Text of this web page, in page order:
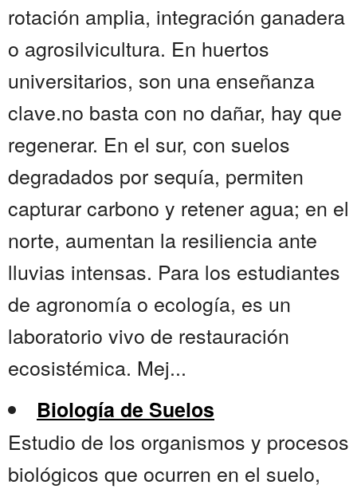
rotación amplia, integración ganadera
o agrosilvicultura. En huertos
universitarios, son una enseñanza
clave.no basta con no dañar, hay que
regenerar. En el sur, con suelos
degradados por sequía, permiten
capturar carbono y retener agua; en el
norte, aumentan la resiliencia ante
lluvias intensas. Para los estudiantes
de agronomía o ecología, es un
laboratorio vivo de restauración
ecosistémica. Mej...
Biología de Suelos
Estudio de los organismos y procesos
biológicos que ocurren en el suelo,